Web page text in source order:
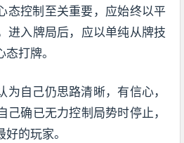
态控制至关重要，应始终以平
进入牌局后，应以单纯从牌技
打牌。
为自己仍思路清晰，有信心，
确已无力控制局势时停止，
的玩家。